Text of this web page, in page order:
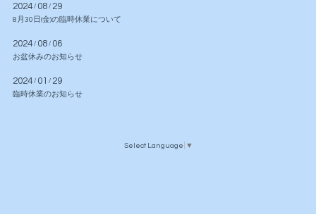
2024 / 08 / 29
8月30日(金)の臨時休業について
2024 / 08 / 06
お盆休みのお知らせ
2024 / 01 / 29
臨時休業のお知らせ
Select Language ▼